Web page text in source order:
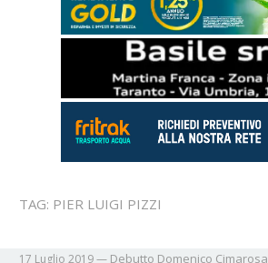
TAG: PIER LUIGI PIZZI
17 Luglio 2019— Debutto Domenico Cimarosa